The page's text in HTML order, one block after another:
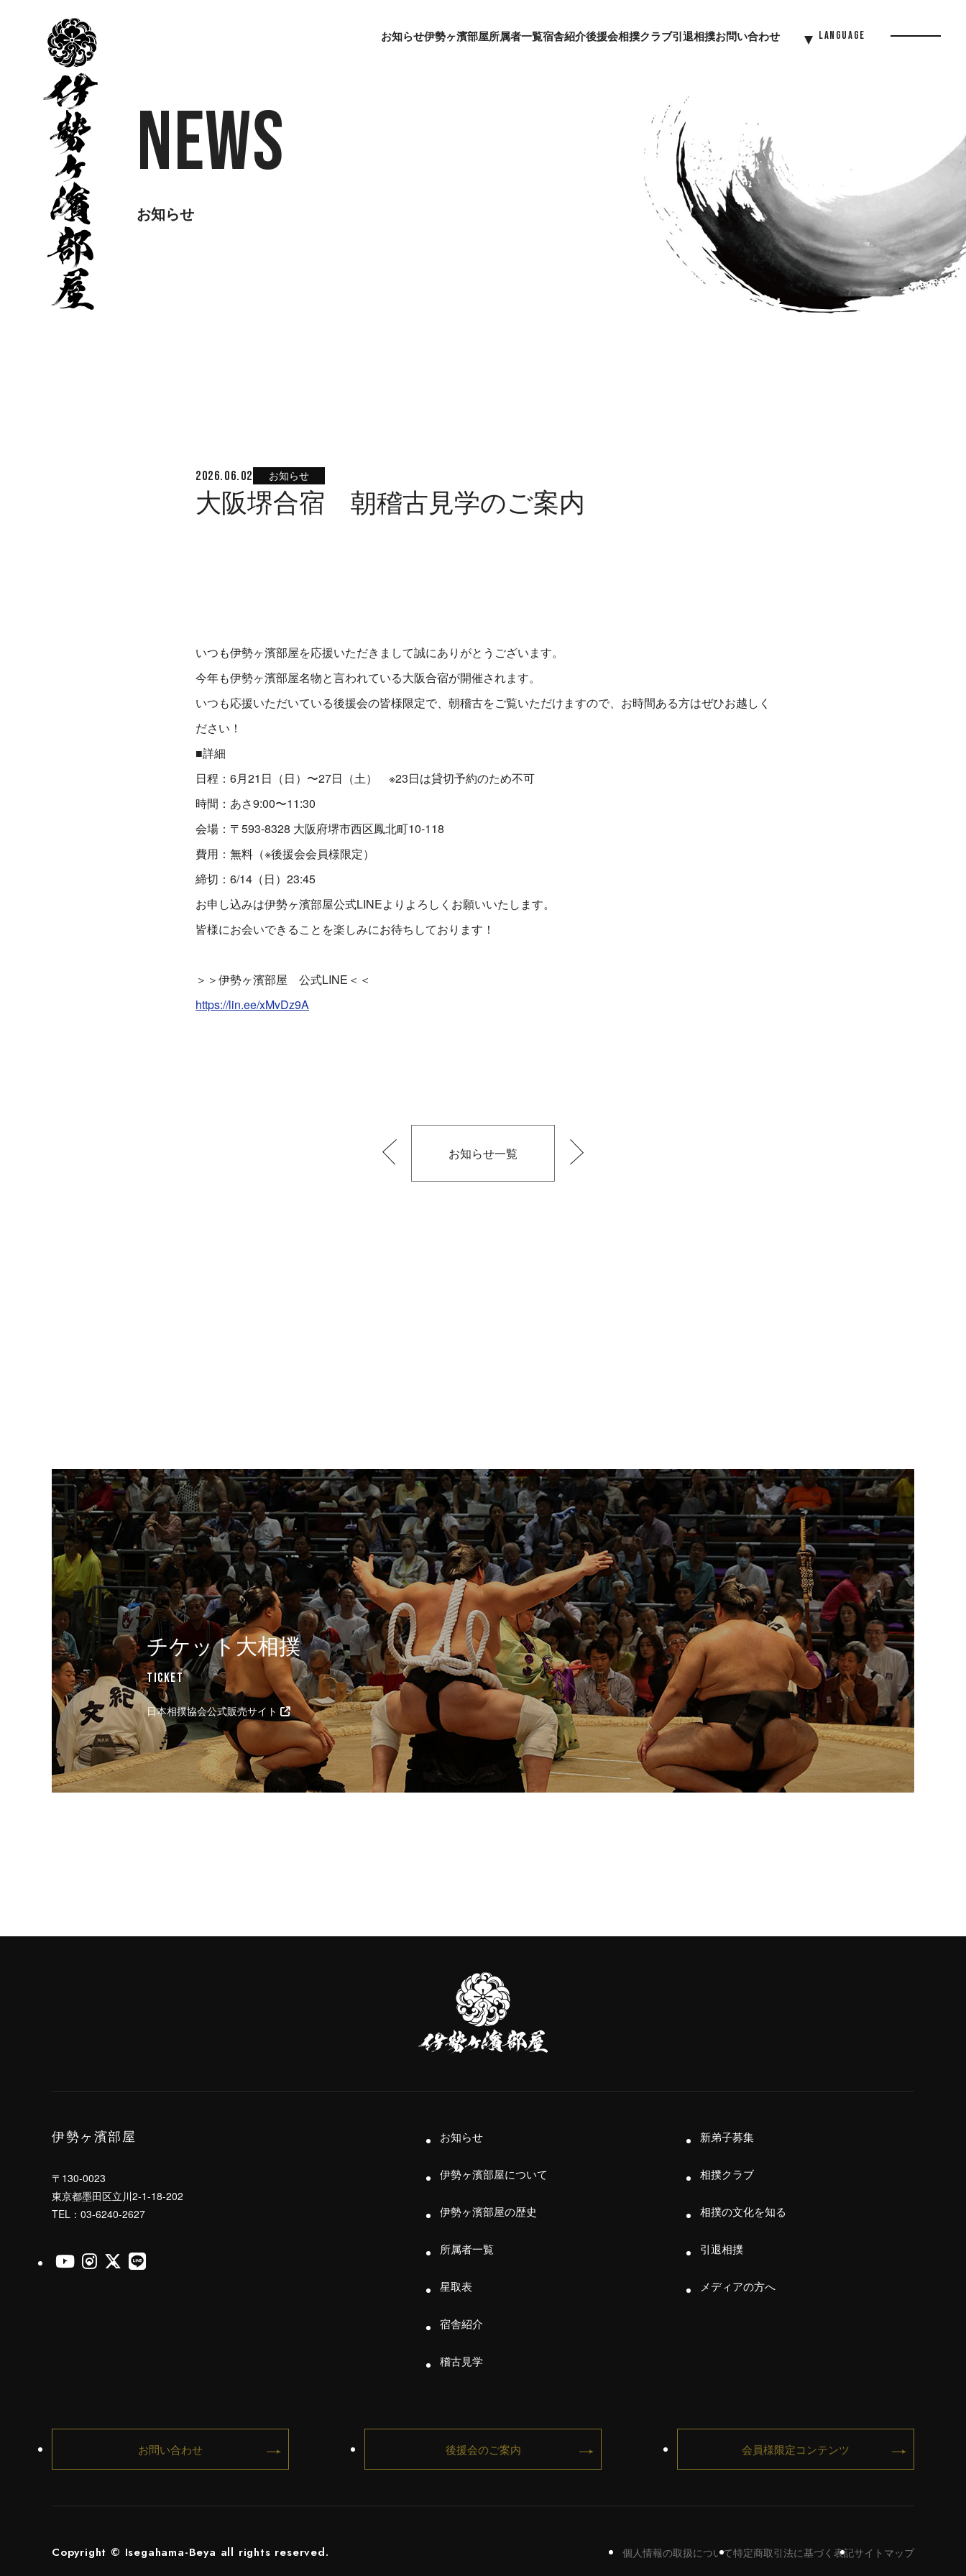
屋
お知らせ伊勢ヶ濱部屋所属者一覧宿舎紹介後援会相撲クラブ引退相撲お問い合わせ Language
お知らせ
News
2026.06.02 お知らせ
大阪堺合宿 朝稽古見学のご案内
いつも伊勢ヶ濱部屋を応援いただきまして誠にありがとうございます。
今年も伊勢ヶ濱部屋名物と言われている大阪合宿が開催されます。
いつも応援いただいている後援会の皆様限定で、朝稽古をご覧いただけますので、お時間ある方はぜひお越しく
ださい！
■詳細
日程：6月21日（日）〜27日（土） ※23日は貸切予約のため不可
時間：あさ9:00〜11:30
会場：〒593-8328 大阪府堺市西区鳳北町10-118
費用：無料（※後援会会員様限定）
締切：6/14（日）23:45
お申し込みは伊勢ヶ濱部屋公式LINEよりよろしくお願いいたします。
皆様にお会いできることを楽しみにお待ちしております！
＞＞伊勢ヶ濱部屋 公式LINE＜＜
https://lin.ee/xMvDz9A
前
お知らせ一覧
次
チケット大相撲
Ticket
日本相撲協会公式販売サイト
伊勢ヶ濱部屋
〒130-0023
東京都墨田区立川2-1-18-202
TEL：03-6240-2627
伊勢ヶ濱部屋公式Youtube
伊勢ヶ濱部屋公式Instagram
伊勢ヶ濱部屋公式X
伊勢ヶ濱部屋公式LINE
お知らせ
伊勢ヶ濱部屋について
伊勢ヶ濱部屋の歴史
所属者一覧
星取表
宿舎紹介
稽古見学
新弟子募集
相撲クラブ
相撲の文化を知る
引退相撲
メディアの方へ
お問い合わせ 後援会のご案内 会員様限定コンテンツ
個人情報の取扱について特定商取引法に基づく表記サイトマップ
Copyright © Isegahama-Beya all rights reserved.